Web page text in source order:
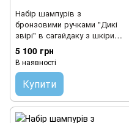
Набір шампурів з
бронзовими ручками "Дикі
звірі" в сагайдаку з шкіри
470016
5 100 грн
В наявності
Купити